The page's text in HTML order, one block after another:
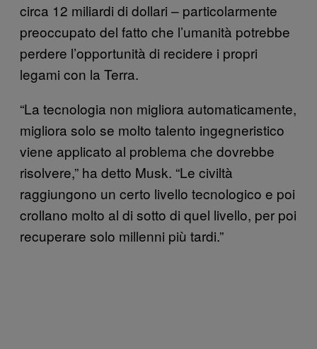
circa 12 miliardi di dollari – particolarmente
preoccupato del fatto che l’umanità potrebbe
perdere l’opportunità di recidere i propri
legami con la Terra.
“La tecnologia non migliora automaticamente,
migliora solo se molto talento ingegneristico
viene applicato al problema che dovrebbe
risolvere,” ha detto Musk. “Le civiltà
raggiungono un certo livello tecnologico e poi
crollano molto al di sotto di quel livello, per poi
recuperare solo millenni più tardi.”